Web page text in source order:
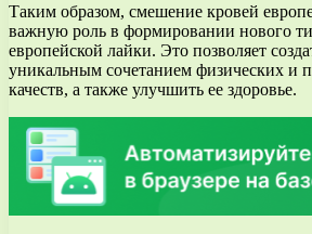
Таким образом, смешение кровей
важную роль в формировании нового
европейской лайки. Это позволяет
уникальным сочетанием физических и
качеств, а также улучшить ее здоровье.